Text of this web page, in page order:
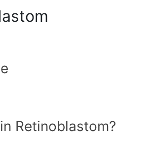
Retinoblastom?